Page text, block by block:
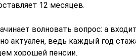
12 месяцев.
волновать вопрос: а
актуален, ведь каждый год
хорошей пенсии.